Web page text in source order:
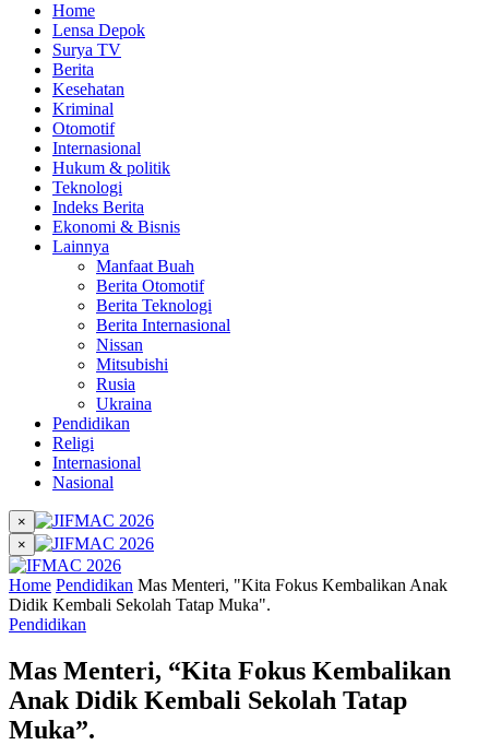
Home
Lensa Depok
Surya TV
Berita
Kesehatan
Kriminal
Otomotif
Internasional
Hukum & politik
Teknologi
Indeks Berita
Ekonomi & Bisnis
Lainnya
Manfaat Buah
Berita Otomotif
Berita Teknologi
Berita Internasional
Nissan
Mitsubishi
Rusia
Ukraina
Pendidikan
Religi
Internasional
Nasional
×
×
Home Pendidikan Mas Menteri, "Kita Fokus Kembalikan Anak
Didik Kembali Sekolah Tatap Muka".
Pendidikan
Mas Menteri, “Kita Fokus Kembalikan
Anak Didik Kembali Sekolah Tatap
Muka”.